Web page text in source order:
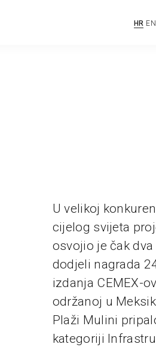
HR EN
U velikoj
cijelog svijeta
osvojio je čak
dodjeli nagrada
izdanja CEMEX-
održanoj u
Plaži Mulini
kategoriji